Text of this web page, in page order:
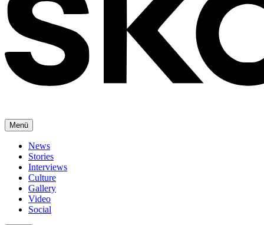
Menü
News
Stories
Interviews
Culture
Gallery
Video
Social